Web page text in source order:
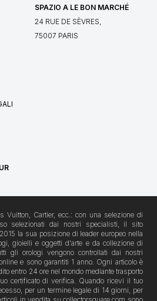
SPAZIO A LE BON MARCHÉ
24 RUE DE SÈVRES,
75007 PARIS
Vuitton, Cartier, ecc.: con una selezione di
selezionati dai nostri specialisti, il sito
la sua posizione di leader europeo nella
gioielli e oggetti d'arte e da collezione di
gli orologi vengono controllati dai nostri
e sono garantiti 1 anno. Ogni articolo è
entro 24 ore nel mondo mediante trasporto
certificato di verifica. Quando ricevi il tuo
per un termine legale di 14 giorni, per